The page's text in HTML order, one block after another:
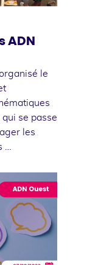
ADN
le
se passe
les